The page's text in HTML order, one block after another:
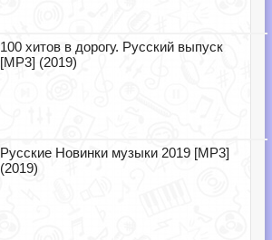
100 хитов в дорогу. Русский выпуск
[MP3] (2019)
Русские Новинки музыки 2019 [MP3]
(2019)